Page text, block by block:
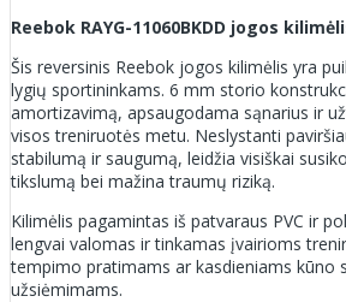
Reebok RAYG-11060BKDD jogos
Šis reversinis Reebok jogos kilimėlis yra
lygių sportininkams. 6 mm storio
amortizavimą, apsaugodama sąnarius ir
visos treniruotės metu. Neslystanti
stabilumą ir saugumą, leidžia visiškai
tikslumą bei mažina traumų riziką.
Kilimėlis pagamintas iš patvaraus PVC ir
lengvai valomas ir tinkamas įvairioms
tempimo pratimams ar kasdieniams kūno
užsiėmimams.